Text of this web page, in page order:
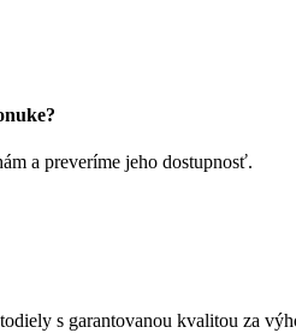
a preveríme jeho dostupnosť.
s garantovanou kvalitou za